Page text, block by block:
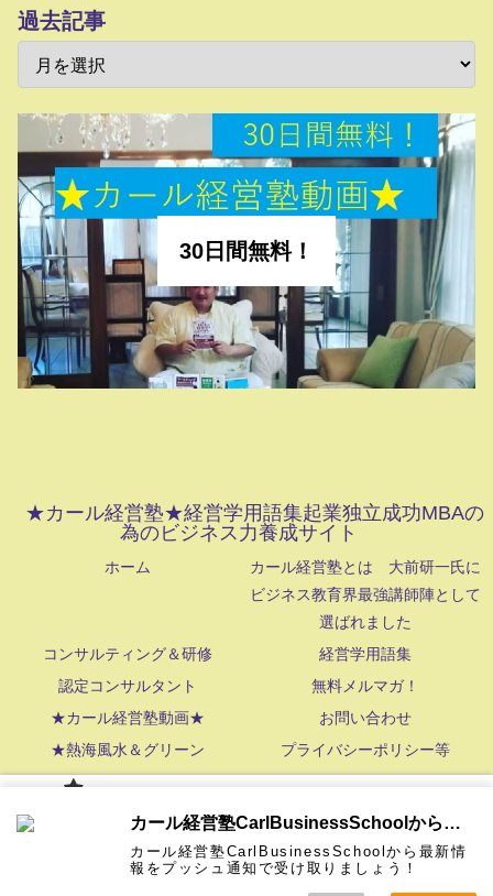
過去記事
30日間無料！
★カール経営塾★経営学用語集起業独立成功MBAの
為のビジネス力養成サイト
ホーム
カール経営塾とは 大前研一氏に
ビジネス教育界最強講師陣として
選ばれました
コンサルティング＆研修
経営学用語集
認定コンサルタント
無料メルマガ！
★カール経営塾動画★
お問い合わせ
★熱海風水＆グリーン
プライバシーポリシー等
コンサル
ティング
経営学用
語集
認定コン
サルタン
無料メル
マガ！
★カール
経営塾動
お問い合
わせ
★熱海風
水＆グリ
プライバ
カール経営塾CarlBusinessSchoolから通知を受け取る
カール経営塾CarlBusinessSchoolから最新情
報をプッシュ通知で受け取りましょう！